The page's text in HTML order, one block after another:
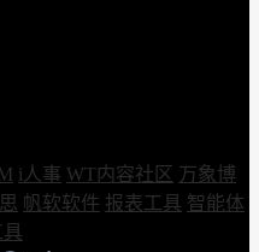
i人事 WT内容社区 万象博
帆软软件 报表工具 智能体